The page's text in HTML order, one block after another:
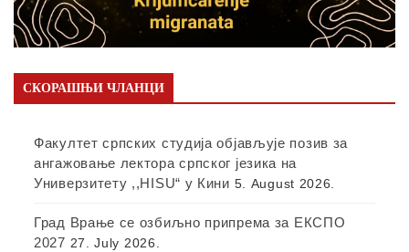
СКОРАШЊИ ЧЛАНЦИ
Факултет српских студија објављује позив за
ангажовање лектора српског језика на
Универзитету ,,HISU“ у Кини 5. August 2026.
Град Врање се озбиљно припрема за ЕКСПО
2027 27. July 2026.